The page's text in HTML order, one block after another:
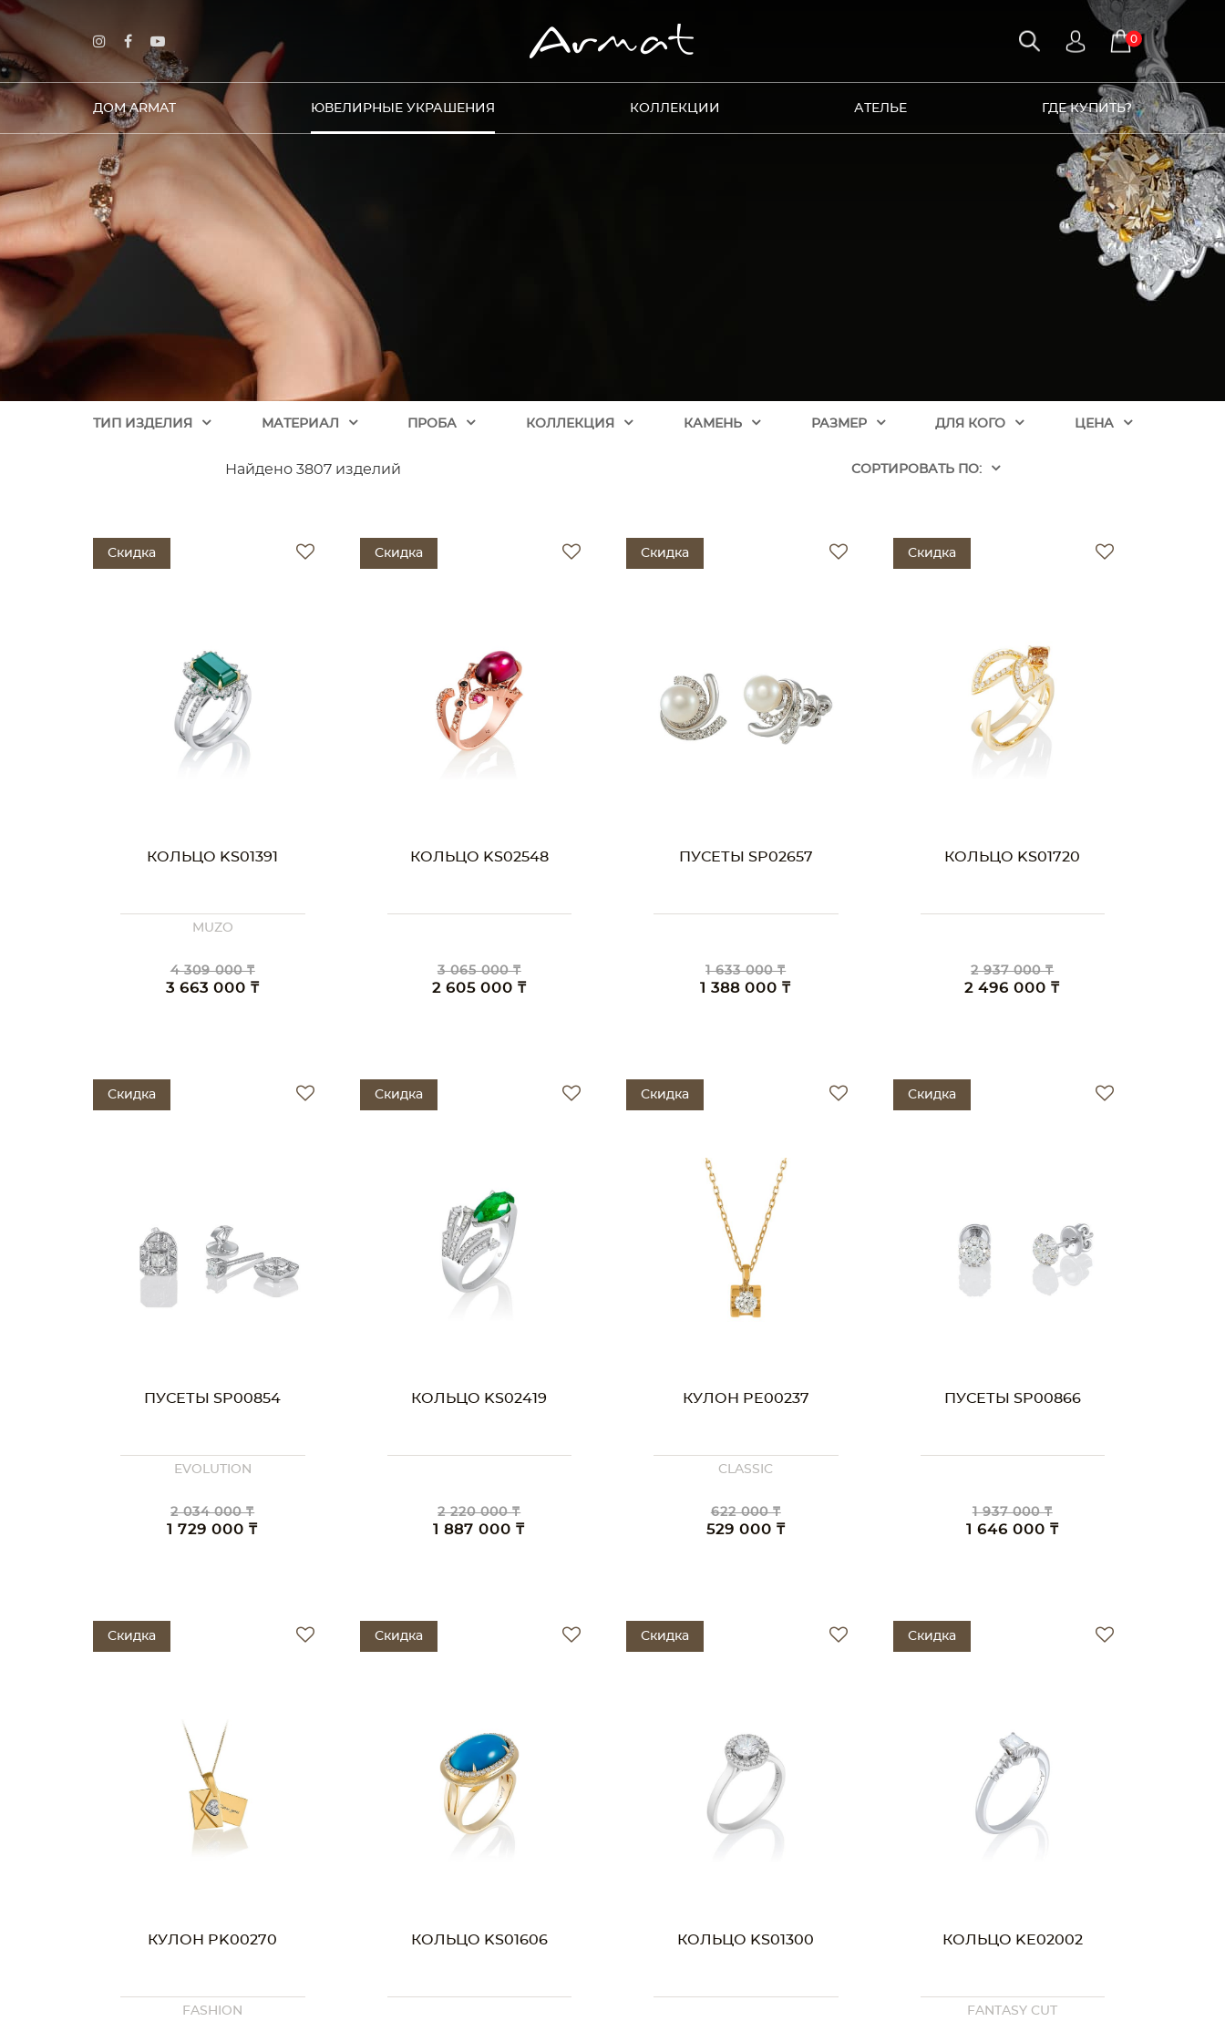
0
ДОМ ARMAT ЮВЕЛИРНЫЕ УКРАШЕНИЯ КОЛЛЕКЦИИ АТЕЛЬЕ ГДЕ КУПИТЬ?
ТИП ИЗДЕЛИЯ МАТЕРИАЛ ПРОБА КОЛЛЕКЦИЯ КАМЕНЬ РАЗМЕР ДЛЯ КОГО ЦЕНА
Найдено 3807 изделий CОРТИРОВАТЬ ПО:
Скидка
КОЛЬЦО KS01391
MUZO
4 309 000 ₸
3 663 000 ₸
Скидка
КОЛЬЦО KS02548
3 065 000 ₸
2 605 000 ₸
Скидка
ПУСЕТЫ SP02657
1 633 000 ₸
1 388 000 ₸
Скидка
КОЛЬЦО KS01720
2 937 000 ₸
2 496 000 ₸
Скидка
ПУСЕТЫ SP00854
EVOLUTION
2 034 000 ₸
1 729 000 ₸
Скидка
КОЛЬЦО KS02419
2 220 000 ₸
1 887 000 ₸
Скидка
КУЛОН PE00237
CLASSIC
622 000 ₸
529 000 ₸
Скидка
ПУСЕТЫ SP00866
1 937 000 ₸
1 646 000 ₸
Скидка
КУЛОН PK00270
FASHION
Скидка
КОЛЬЦО KS01606
Скидка
КОЛЬЦО KS01300
Скидка
КОЛЬЦО KE02002
FANTASY CUT